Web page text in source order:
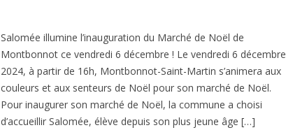
Salomée illumine l’inauguration du Marché de Noël de
Montbonnot ce vendredi 6 décembre ! Le vendredi 6 décembre
2024, à partir de 16h, Montbonnot-Saint-Martin s’animera aux
couleurs et aux senteurs de Noël pour son marché de Noël.
Pour inaugurer son marché de Noël, la commune a choisi
d’accueillir Salomée, élève depuis son plus jeune âge […]